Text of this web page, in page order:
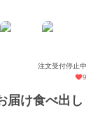
注文受付停止中
9
届け食べ出し